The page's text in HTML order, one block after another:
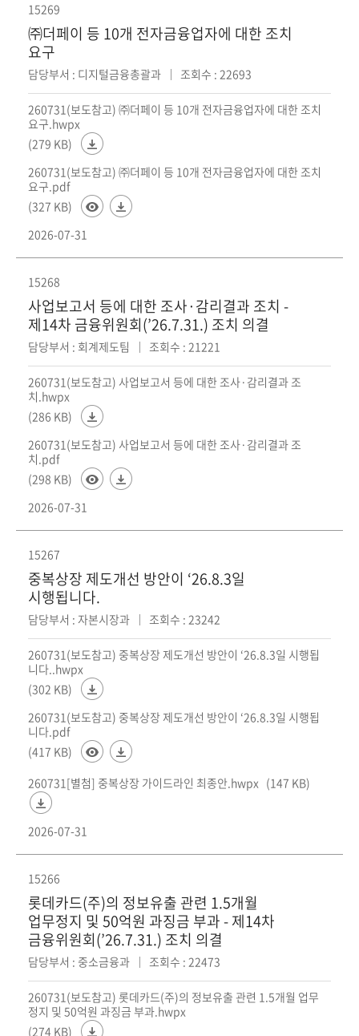
15269
㈜더페이 등 10개 전자금융업자에 대한 조치
요구
담당부서 : 디지털금융총괄과 조회수 : 22693
260731(보도참고) ㈜더페이 등 10개 전자금융업자에 대한 조치
요구.hwpx
(279 KB)
260731(보도참고) ㈜더페이 등 10개 전자금융업자에 대한 조치
요구.pdf
(327 KB)
2026-07-31
15268
사업보고서 등에 대한 조사·감리결과 조치 -
제14차 금융위원회(’26.7.31.) 조치 의결
담당부서 : 회계제도팀 조회수 : 21221
260731(보도참고) 사업보고서 등에 대한 조사·감리결과 조
치.hwpx
(286 KB)
260731(보도참고) 사업보고서 등에 대한 조사·감리결과 조
치.pdf
(298 KB)
2026-07-31
15267
중복상장 제도개선 방안이 ‘26.8.3일
시행됩니다.
담당부서 : 자본시장과 조회수 : 23242
260731(보도참고) 중복상장 제도개선 방안이 ‘26.8.3일 시행됩
니다..hwpx
(302 KB)
260731(보도참고) 중복상장 제도개선 방안이 ‘26.8.3일 시행됩
니다.pdf
(417 KB)
260731[별첨] 중복상장 가이드라인 최종안.hwpx (147 KB)
2026-07-31
15266
롯데카드(주)의 정보유출 관련 1.5개월
업무정지 및 50억원 과징금 부과 - 제14차
금융위원회(’26.7.31.) 조치 의결
담당부서 : 중소금융과 조회수 : 22473
260731(보도참고) 롯데카드(주)의 정보유출 관련 1.5개월 업무
정지 및 50억원 과징금 부과.hwpx
(274 KB)